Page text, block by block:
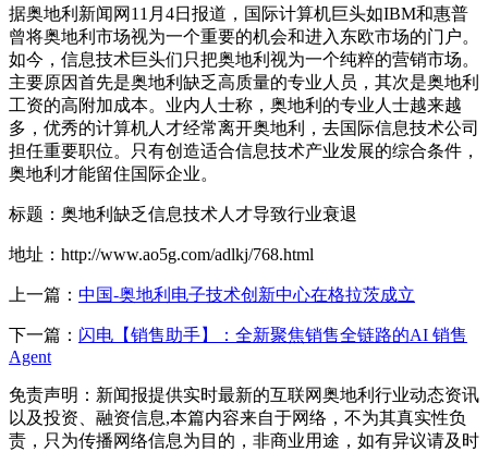
据奥地利新闻网11月4日报道，国际计算机巨头如IBM和惠普
曾将奥地利市场视为一个重要的机会和进入东欧市场的门户。
如今，信息技术巨头们只把奥地利视为一个纯粹的营销市场。
主要原因首先是奥地利缺乏高质量的专业人员，其次是奥地利
工资的高附加成本。业内人士称，奥地利的专业人士越来越
多，优秀的计算机人才经常离开奥地利，去国际信息技术公司
担任重要职位。只有创造适合信息技术产业发展的综合条件，
奥地利才能留住国际企业。
标题：奥地利缺乏信息技术人才导致行业衰退
地址：http://www.ao5g.com/adlkj/768.html
上一篇： 中国-奥地利电子技术创新中心在格拉茨成立
下一篇： 闪电【销售助手】：全新聚焦销售全链路的AI 销售
Agent
免责声明：新闻报提供实时最新的互联网奥地利行业动态资讯
以及投资、融资信息,本篇内容来自于网络，不为其真实性负
责，只为传播网络信息为目的，非商业用途，如有异议请及时